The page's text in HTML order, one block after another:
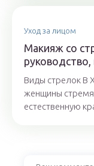
Уход за лицом
Макияж со
Виды стрелок В
женщины
естественную